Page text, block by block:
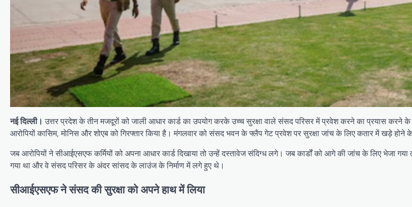
नई दिल्ली। उत्तर प्रदेश के तीन मजदूरों को जाली आधार कार्ड का उपयोग करके उच्च सुरक्षा वाले संसद परिसर में प्रवेश करने का प्रयास करने
आरोपियों कासिम, मोनिस और शोएब को गिरफ्तार किया है। मंगलवार को संसद भवन के फ्लैप गेट प्रवेश पर सुरक्षा जांच के लिए कतार में खड़े होने
जब आरोपियों ने सीआईएसएफ कर्मियों को अपना आधार कार्ड दिखाया तो उन्हें दस्तावेज संदिग्ध लगे। जब कार्डों को आगे की जांच के लिए भेजा गया
गया था और वे संसद परिसर के अंदर सांसद के लाउंज के निर्माण में लगे हुए थे।
सीआईएसएफ ने संसद की सुरक्षा को अपने हाथ में लिया